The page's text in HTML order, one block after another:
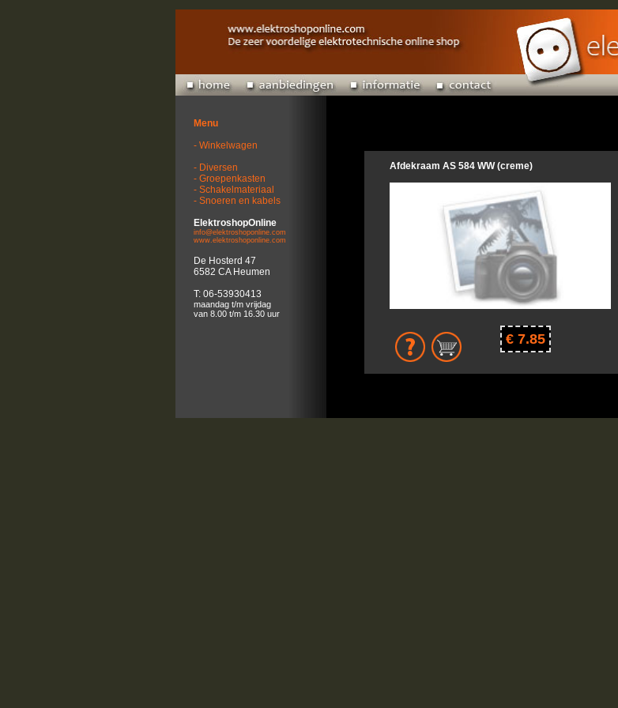
Menu
- Winkelwagen
- Diversen
- Groepenkasten
- Schakelmateriaal
- Snoeren en kabels
ElektroshopOnline
info@elektroshoponline.com
www.elektroshoponline.com
De Hosterd 47
6582 CA Heumen
T: 06-53930413
maandag t/m vrijdag
van 8.00 t/m 16.30 uur
Afdekraam AS 584 WW (creme)
€ 7.85